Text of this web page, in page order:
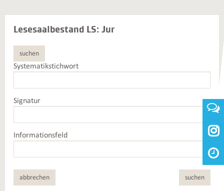
Lesesaalbestand LS: Jur
suchen
Systematikstichwort
Signatur
Informationsfeld
abbrechen suchen
